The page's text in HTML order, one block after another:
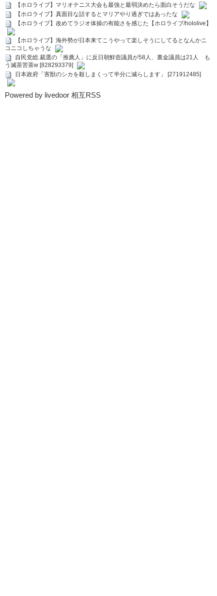
【ホロライブ】マリオテニス大会も最強と最弱決めたら面白そうだな
【ホロライブ】真面目な話するとマリアやり過ぎではあったな
【ホロライブ】改めてラジオ体操の有能さを感じた【ホロライブ/hololive】
【ホロライブ】海外勢が日本来てこうやって楽しそうにしてるとなんかニ
コニコしちゃうな
自民党総.裁選の「推薦人」に反日朝鮮壺議員が58人、裏金議員は21人 も
う滅茶苦茶w [828293379]
日本政府「害獣のシカを殺しまくって半分に減らします」 [271912485]
Powered by livedoor 相互RSS